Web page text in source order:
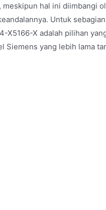
hal ini diimbangi
Untuk
X5166-X adalah pilihan
Siemens yang lebih lama